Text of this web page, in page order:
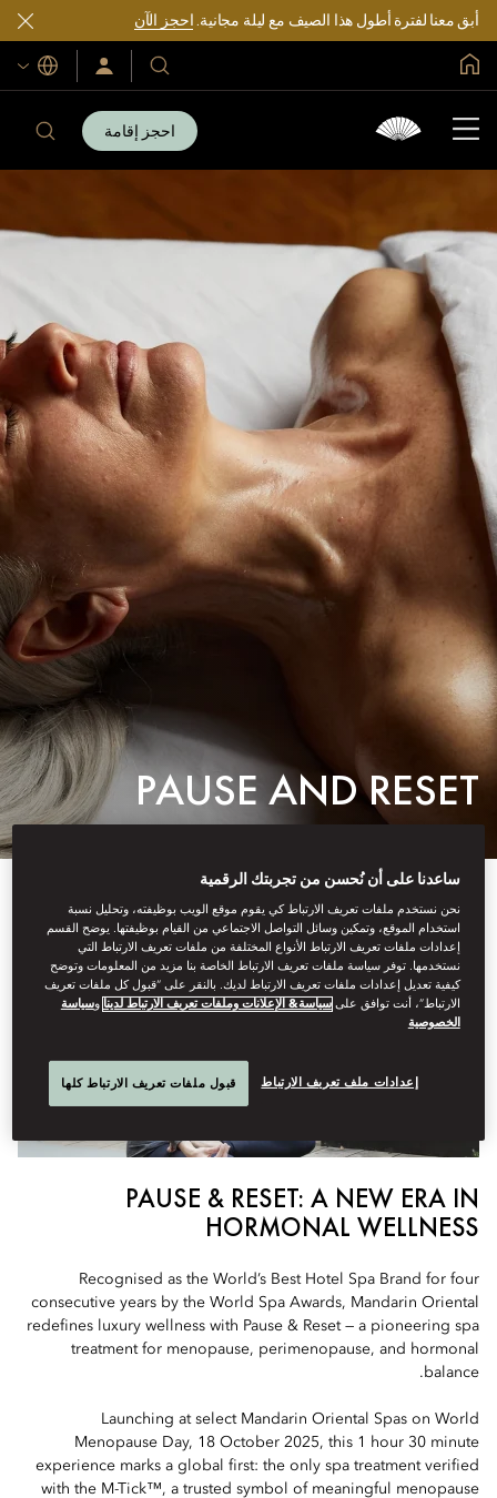
أبق معنا لفترة أطول هذا الصيف مع ليلة مجانية.احجز الآن
فنادقنا
ومنتجعاتنا
سجّل
الدخول/
اللغات
احجز إقامة
فنادقنا
PAUSE AND RESET
PAUSE & RESET: A NEW ERA IN
HORMONAL WELLNESS
Recognised as the World’s Best Hotel Spa Brand for four
consecutive years by the World Spa Awards, Mandarin Oriental
redefines luxury wellness with Pause & Reset — a pioneering spa
treatment for menopause, perimenopause, and hormonal
balance.
Launching at select Mandarin Oriental Spas on World
Menopause Day, 18 October 2025, this 1 hour 30 minute
experience marks a global first: the only spa treatment verified
with the M-Tick™, a trusted symbol of meaningful menopause
ساعدنا على أن نُحسن من تجربتك الرقمية
نحن نستخدم ملفات تعريف الارتباط كي يقوم موقع الويب بوظيفته، وتحليل نسبة
استخدام الموقع، وتمكين وسائل التواصل الاجتماعي من القيام بوظيفتها. يوضح القسم
إعدادات ملفات تعريف الارتباط الأنواع المختلفة من ملفات تعريف الارتباط التي
نستخدمها. توفر سياسة ملفات تعريف الارتباط الخاصة بنا مزيد من المعلومات وتوضح
كيفية تعديل إعدادات ملفات تعريف الارتباط لديك. بالنقر على “قبول كل ملفات تعريف
الارتباط”، أنت توافق علىسياسة& الإعلانات وملفات تعريف الارتباط لدينا وسياسة
الخصوصية
إعدادات ملف تعريف الارتباط قبول ملفات تعريف الارتباط كلها